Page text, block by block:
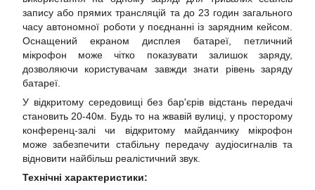
запису або прямих трансляцій та до 23 годин загального
часу автономної роботи у поєднанні із зарядним кейсом.
Оснащений екраном дисплея батареї, петличний
мікрофон може чітко показувати залишок заряду,
дозволяючи користувачам завжди знати рівень заряду
батареї.
У відкритому середовищі без бар'єрів відстань передачі
становить 20-40м. Будь то на жвавій вулиці, у просторому
конференц-залі чи відкритому майданчику мікрофон
може забезпечити стабільну передачу аудіосигналів та
відновити найбільш реалістичний звук.
Технічні характеристики: